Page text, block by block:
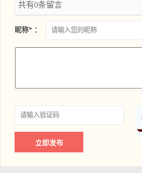
共有0条留言
昵称* ：